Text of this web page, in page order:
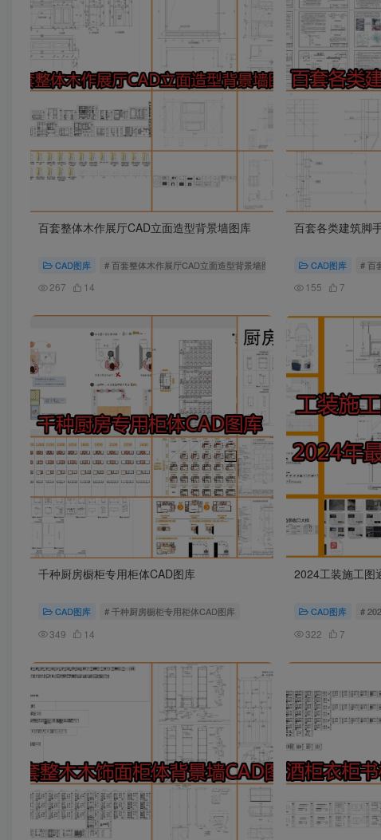
百套整体木作展厅CAD立面造型背景墙图库
CAD图库 # 百套整体木作展厅CAD立面造型背景墙图库
267 14
百套各类建筑脚
CAD图库 # 百
155 7
千种厨房橱柜专用柜体CAD图库
CAD图库 # 千种厨房橱柜专用柜体CAD图库
349 14
2024工装施工图
CAD图库 #
322 7